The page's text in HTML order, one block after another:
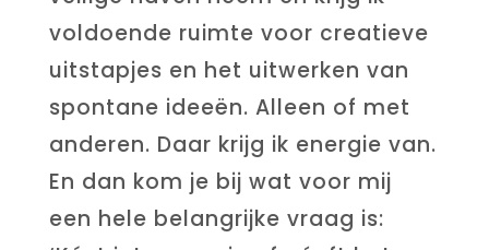
voldoende ruimte voor creatieve
uitstapjes en het uitwerken van
spontane ideeën. Alleen of met
anderen. Daar krijg ik energie van.
En dan kom je bij wat voor mij
een hele belangrijke vraag is: